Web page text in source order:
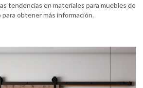
tendencias en materiales para muebles de
obtener más información.